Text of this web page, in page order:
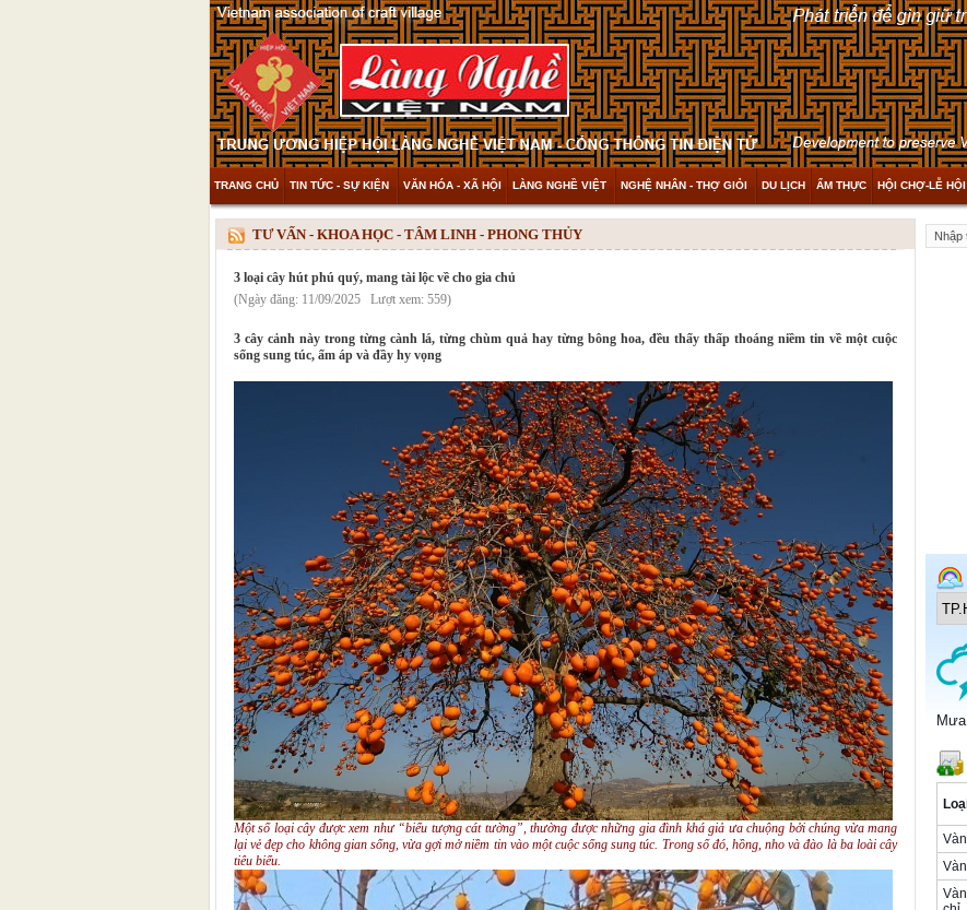
TRANG CHỦ TIN TỨC - SỰ KIỆN VĂN HÓA - XÃ HỘI LÀNG NGHỀ VIỆT NGHỆ NHÂN - THỢ GIỎI DU LỊCH ẨM THỰC HỘI CHỢ-LỄ HỘI
THAM KHẢO & KHÁM PHÁ VIDEO
TƯ VẤN - KHOA HỌC - TÂM LINH - PHONG THỦY
3 loại cây hút phú quý, mang tài lộc về cho gia chủ
(Ngày đăng: 11/09/2025 Lượt xem: 559)
3 cây cảnh này trong từng cành lá, từng chùm quả hay từng bông hoa, đều thấy thấp thoáng niềm tin về một cuộc
sống sung túc, ấm áp và đầy hy vọng
Một số loại cây được xem như “biểu tượng cát tường”, thường được những gia đình khá giả ưa chuộng bởi chúng vừa mang
lại vẻ đẹp cho không gian sống, vừa gợi mở niềm tin vào một cuộc sống sung túc. Trong số đó, hồng, nho và đào là ba loài cây
tiêu biểu.